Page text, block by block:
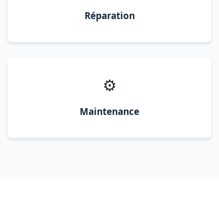
Réparation
⚙️
Maintenance